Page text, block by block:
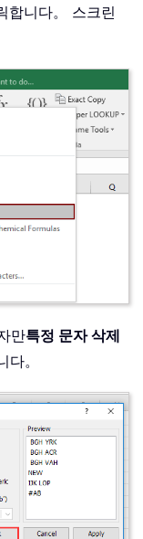
합니다。 스크린
만특정 문자 삭제
。